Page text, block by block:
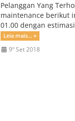
Pelanggan Yang
maintenance berikut
01.00 dengan
Leia mais... »
9º Set 2018